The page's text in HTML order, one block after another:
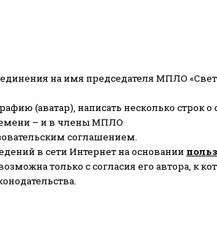
на имя председателя МПЛО
(аватар), написать несколько строк о
– и в члены МПЛО
соглашением.
в сети Интернет на основании
только с согласия его автора, к